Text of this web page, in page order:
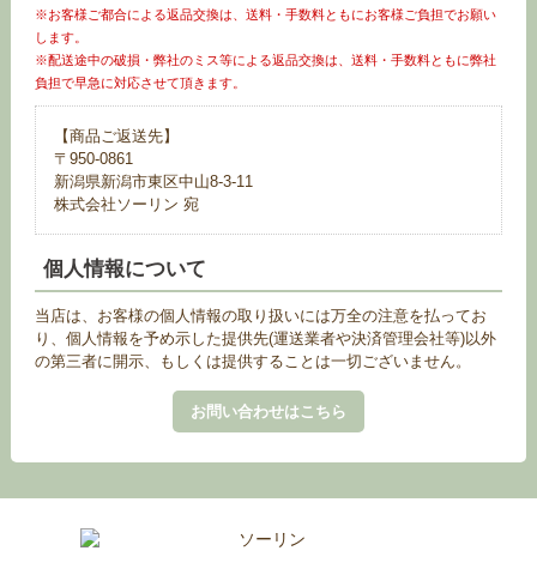
※お客様ご都合による返品交換は、送料・手数料ともにお客様ご負担でお願い
します。
※配送途中の破損・弊社のミス等による返品交換は、送料・手数料ともに弊社
負担で早急に対応させて頂きます。
【商品ご返送先】
〒950-0861
新潟県新潟市東区中山8-3-11
株式会社ソーリン 宛
個人情報について
当店は、お客様の個人情報の取り扱いには万全の注意を払ってお
り、個人情報を予め示した提供先(運送業者や決済管理会社等)以外
の第三者に開示、もしくは提供することは一切ございません。
お問い合わせはこちら